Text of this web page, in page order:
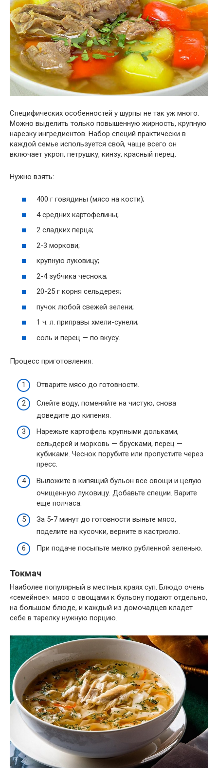
Специфических особенностей у шурпы не так уж много.
Можно выделить только повышенную жирность, крупную
нарезку ингредиентов. Набор специй практически в
каждой семье используется свой, чаще всего он
включает укроп, петрушку, кинзу, красный перец.
Нужно взять:
400 г говядины (мясо на кости);
4 средних картофелины;
2 сладких перца;
2-3 моркови;
крупную луковицу;
2-4 зубчика чеснока;
20-25 г корня сельдерея;
пучок любой свежей зелени;
1 ч. л. приправы хмели-сунели;
соль и перец — по вкусу.
Процесс приготовления:
Отварите мясо до готовности.
Слейте воду, поменяйте на чистую, снова
доведите до кипения.
Нарежьте картофель крупными дольками,
сельдерей и морковь — брусками, перец —
кубиками. Чеснок порубите или пропустите через
пресс.
Выложите в кипящий бульон все овощи и целую
очищенную луковицу. Добавьте специи. Варите
еще полчаса.
За 5-7 минут до готовности выньте мясо,
поделите на кусочки, верните в кастрюлю.
При подаче посыпьте мелко рубленной зеленью.
Токмач
Наиболее популярный в местных краях суп. Блюдо очень
«семейное»: мясо с овощами к бульону подают отдельно,
на большом блюде, и каждый из домочадцев кладет
себе в тарелку нужную порцию.